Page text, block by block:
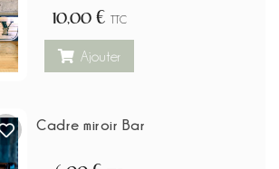
10,00 € TTC
Ajouter
Cadre miroir Bar